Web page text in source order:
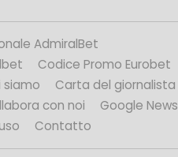
AdmiralBet
Codice Promo Eurobet
siamo
Carta del giornalista
con noi
Google News
Contatto